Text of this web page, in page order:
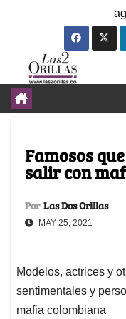
Famosos
salir con
Por Las Dos Orillas
MAY 25, 2021
Modelos, actrices y
sentimentales y
mafia colombiana